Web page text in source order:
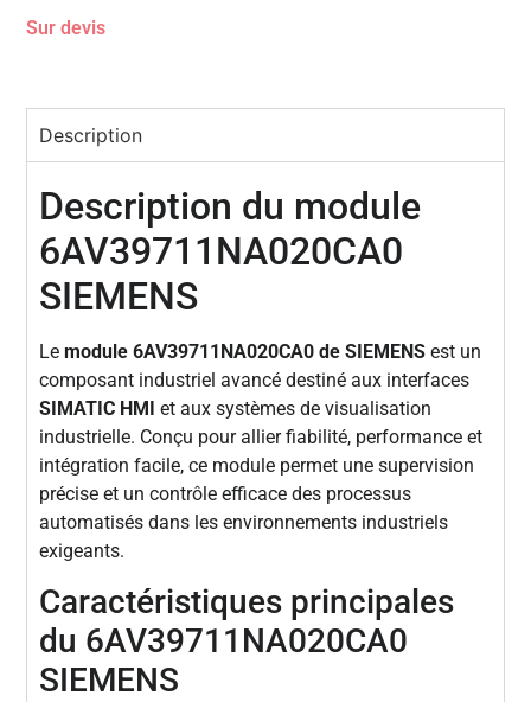
Sur devis
Description
Description du module
6AV39711NA020CA0
SIEMENS
Lemodule 6AV39711NA020CA0 de SIEMENS est un
composant industriel avancé destiné aux interfaces
SIMATIC HMI et aux systèmes de visualisation
industrielle. Conçu pour allier fiabilité, performance et
intégration facile, ce module permet une supervision
précise et un contrôle efficace des processus
automatisés dans les environnements industriels
exigeants.
Caractéristiques principales
du 6AV39711NA020CA0
SIEMENS